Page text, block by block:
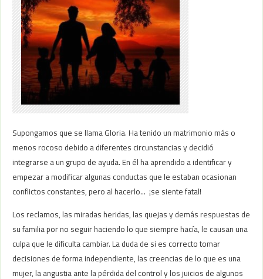
Supongamos que se llama Gloria. Ha tenido un matrimonio más o
menos rocoso debido a diferentes circunstancias y decidió
integrarse a un grupo de ayuda. En él ha aprendido a identificar y
empezar a modificar algunas conductas que le estaban ocasionan
conflictos constantes, pero al hacerlo… ¡se siente fatal!
Los reclamos, las miradas heridas, las quejas y demás respuestas de
su familia por no seguir haciendo lo que siempre hacía, le causan una
culpa que le dificulta cambiar. La duda de si es correcto tomar
decisiones de forma independiente, las creencias de lo que es una
mujer, la angustia ante la pérdida del control y los juicios de algunos